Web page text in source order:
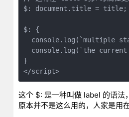
$: document.title = title;
$: {
console.log(`multiple
console.log(`the
}
</script>
这个 $: 是一种叫做 label 的语法
原本并不是这么用的，人家是用